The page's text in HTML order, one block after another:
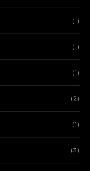
(1)
(1)
(1)
(2)
(1)
(3)